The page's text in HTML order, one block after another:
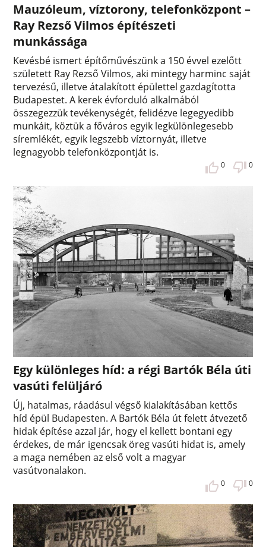
Mauzóleum, víztorony, telefonközpont –
Ray Rezső Vilmos építészeti
munkássága
Kevésbé ismert építőművészünk a 150 évvel ezelőtt
született Ray Rezső Vilmos, aki mintegy harminc saját
tervezésű, illetve átalakított épülettel gazdagította
Budapestet. A kerek évforduló alkalmából
összegezzük tevékenységét, felidézve legegyedibb
munkáit, köztük a főváros egyik legkülönlegesebb
síremlékét, egyik legszebb víztornyát, illetve
legnagyobb telefonközpontját is.
0 0
Egy különleges híd: a régi Bartók Béla úti
vasúti felüljáró
Új, hatalmas, ráadásul végső kialakításában kettős
híd épül Budapesten. A Bartók Béla út felett átvezető
hidak építése azzal jár, hogy el kellett bontani egy
érdekes, de már igencsak öreg vasúti hidat is, amely
a maga nemében az első volt a magyar
vasútvonalakon.
0 0